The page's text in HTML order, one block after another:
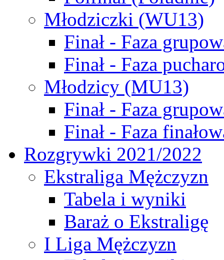
Młodziczki (WU13)
Finał - Faza
Finał - Faza
Młodzicy (MU13)
Finał - Faza
Finał - Faza
Rozgrywki 2021/2022
Ekstraliga Mężczyzn
Tabela i wyniki
Baraż o Ekstraligę
I Liga Mężczyzn